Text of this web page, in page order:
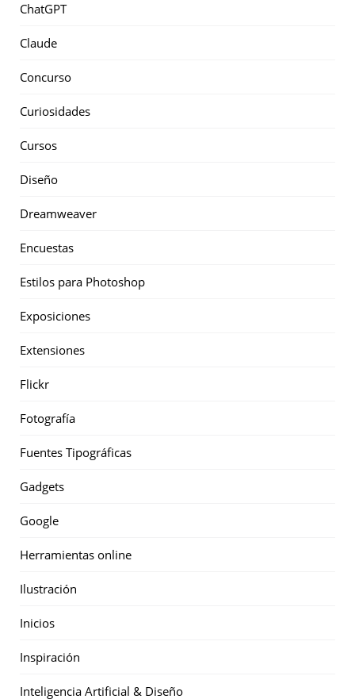
ChatGPT
Claude
Concurso
Curiosidades
Cursos
Diseño
Dreamweaver
Encuestas
Estilos para Photoshop
Exposiciones
Extensiones
Flickr
Fotografía
Fuentes Tipográficas
Gadgets
Google
Herramientas online
Ilustración
Inicios
Inspiración
Inteligencia Artificial & Diseño